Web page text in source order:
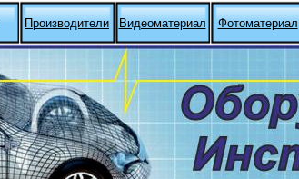
Производители Видеоматериал Фотоматериал